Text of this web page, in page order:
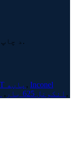
© د چاپ حق - 2011-2021: ټول حقونه خوندي دي.
XH78T پاڼه , Inconel
انکونل 625 بار , ,